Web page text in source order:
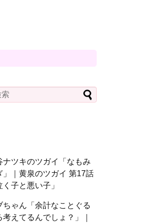
ナツキのツガイ「なもみ
」｜黄泉のツガイ 第17話
く子と悪い子」
ちゃん「余計なことぐる
考えてるんでしょ？」｜